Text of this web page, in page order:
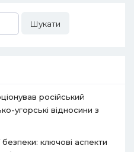
російський
угорські відносини з
ключові аспекти